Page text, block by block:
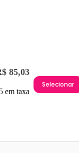
85,03
em taxa
Selecionar